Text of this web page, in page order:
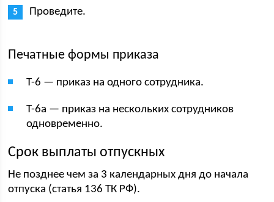
Проведите.
Печатные формы приказа
Т-6 — приказ на одного сотрудника.
Т-6а — приказ на нескольких сотрудников
одновременно.
Срок выплаты отпускных
Не позднее чем за 3 календарных дня до начала
отпуска (статья 136 ТК РФ).